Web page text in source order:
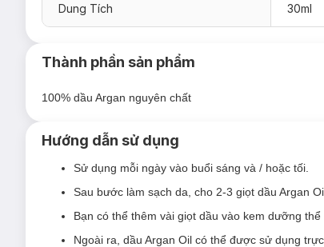
Dung Tích 30ml
Thành phần sản phẩm
100% dầu Argan nguyên chất
Hướng dẫn sử dụng
Sử dụng mỗi ngày vào buổi sáng và / hoặc tối.
Sau bước làm sạch da, cho 2-3 giọt dầu Argan
Bạn có thể thêm vài giọt dầu vào kem dưỡng
Ngoài ra, dầu Argan Oil có thể được sử dụng